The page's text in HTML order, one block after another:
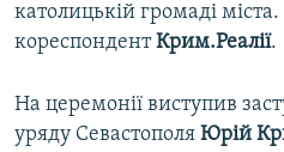
католицькій громаді
кореспондентКрим.Реалії.
На церемонії виступив
уряду Севастополя Юрій